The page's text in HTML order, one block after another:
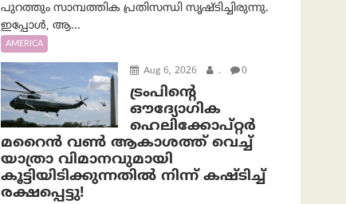
പുറത്തും സാമ്പത്തിക പ്രതിസന്ധി സൃഷ്ടിച്ചിരുന്നു.
ഇപ്പോൾ, ആ...
AMERICA
Aug 6, 2026 . 0
ട്രം‌പിന്റെ
ഔദ്യോഗിക
ഹെലിക്കോപ്റ്റര്‍
മറൈന്‍ വണ്‍ ആകാശത്ത് വെച്ച്
യാത്രാ വിമാനവുമായി
കൂട്ടിയിടിക്കുന്നതിൽ നിന്ന് കഷ്ടിച്ച്
രക്ഷപ്പെട്ടു!